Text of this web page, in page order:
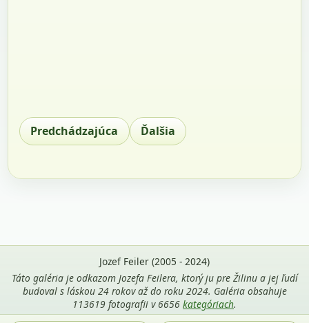
Predchádzajúca Ďalšia
Jozef Feiler (2005 - 2024)
Táto galéria je odkazom Jozefa Feilera, ktorý ju pre Žilinu a jej ľudí
budoval s láskou 24 rokov až do roku 2024. Galéria obsahuje
113619 fotografii v 6656 kategóriach.